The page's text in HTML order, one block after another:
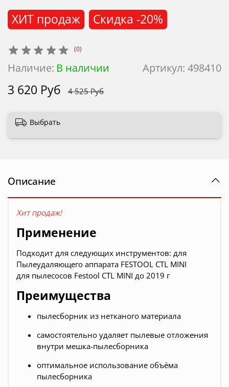
(0)
Артикул: 498410
Наличие: В наличии
ХИТ продаж Скидка -20%
3 620 Руб 4 525 Руб
Выбрать
Описание
Хит продаж!
Применение
Подходит для следующих инструментов: для
Пылеудаляющего аппарата FESTOOL CTL MINI
для пылесосов Festool CTL MINI до 2019 г
Преимущества
пылесборник из нетканого материала
самостоятельно удаляет пылевые отложения
внутри мешка-пылесборника
оптимальное использование объёма
пылесборника